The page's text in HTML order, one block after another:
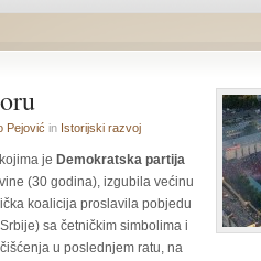
Pejović in Istorijski razvoj
je Demokratska partija
(30 godina), izgubila većinu
koalicija proslavila pobjedu
sa četničkim simbolima i
u poslednjem ratu, na